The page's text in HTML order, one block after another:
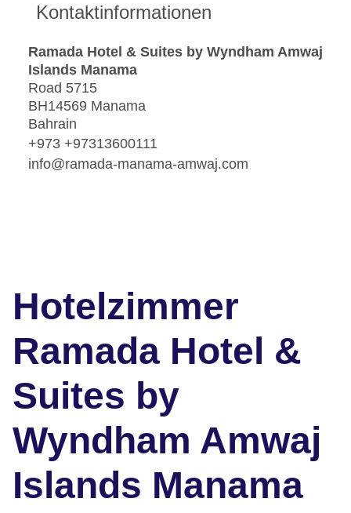
Kontaktinformationen
Ramada Hotel & Suites by Wyndham Amwaj
Islands Manama
Road 5715
BH14569 Manama
Bahrain
+973 +97313600111
info@ramada-manama-amwaj.com
Hotelzimmer
Ramada Hotel &
Suites by
Wyndham Amwaj
Islands Manama